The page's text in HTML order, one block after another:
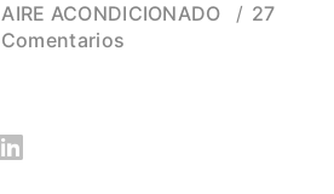
AIRE ACONDICIONADO
27
Comentarios